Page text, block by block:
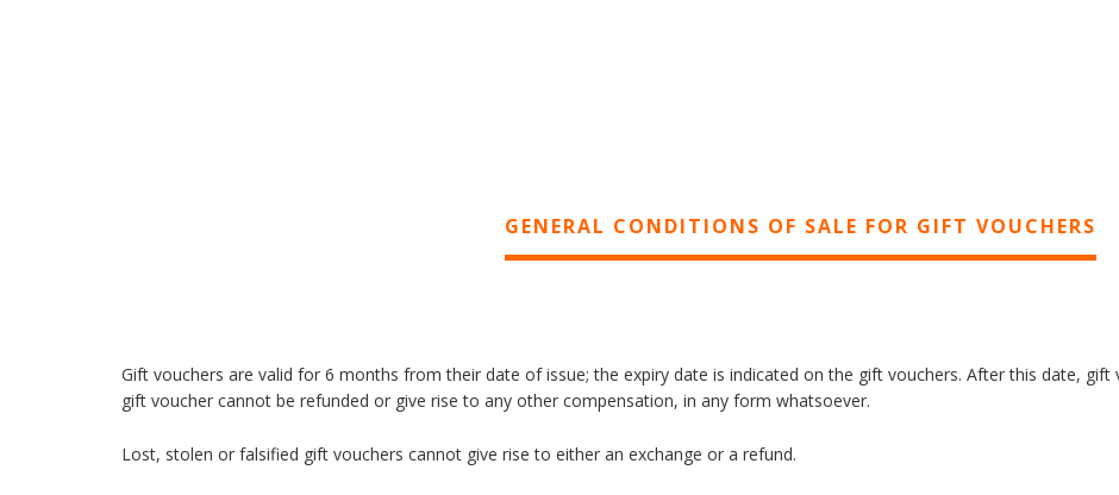
GENERAL CONDITIONS OF SALE FOR GIFT VOUCHERS
Gift vouchers are valid for 6 months from their date of issue; the expiry date is indicated on the gift vouchers. After this date, gift
gift voucher cannot be refunded or give rise to any other compensation, in any form whatsoever.
Lost, stolen or falsified gift vouchers cannot give rise to either an exchange or a refund.